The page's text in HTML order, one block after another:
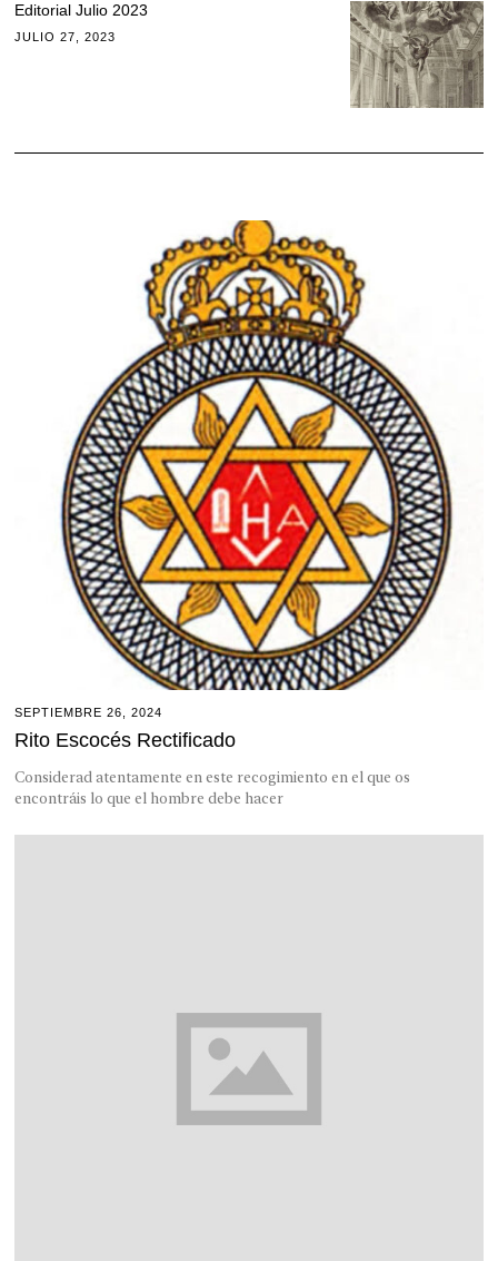
Editorial Julio 2023
JULIO 27, 2023
SEPTIEMBRE 26, 2024
Rito Escocés Rectificado
Considerad atentamente en este recogimiento en el que os
encontráis lo que el hombre debe hacer